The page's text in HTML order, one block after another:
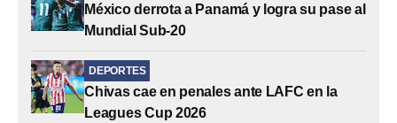
México derrota a Panamá y logra su pase al
Mundial Sub-20
DEPORTES
Chivas cae en penales ante LAFC en la
Leagues Cup 2026